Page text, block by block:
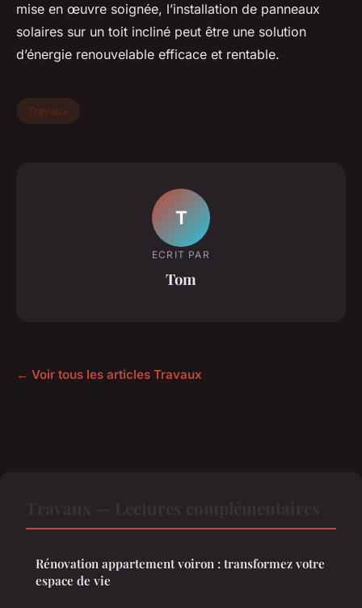
mise en œuvre soignée, l’installation de panneaux
solaires sur un toit incliné peut être une solution
d’énergie renouvelable efficace et rentable.
Travaux
T
ECRIT PAR
Tom
← Voir tous les articles Travaux
Rénovation appartement voiron : transformez votre
espace de vie